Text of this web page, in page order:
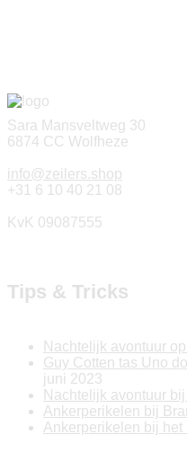
Sara Mansveltweg 30
6874 CC Wolfheze
info@zeilers.shop
+31 6 10 40 21 08
KvK 09087555
Tips & Tricks
Nachtelijk avontuur
Guy Cotten tas Uno
juni 2023
Nachtelijk avontuur
Ankerperikelen bij
Ankerperikelen bij het